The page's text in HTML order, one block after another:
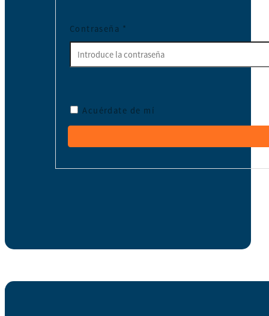
Contraseña *
Acuérdate de mí